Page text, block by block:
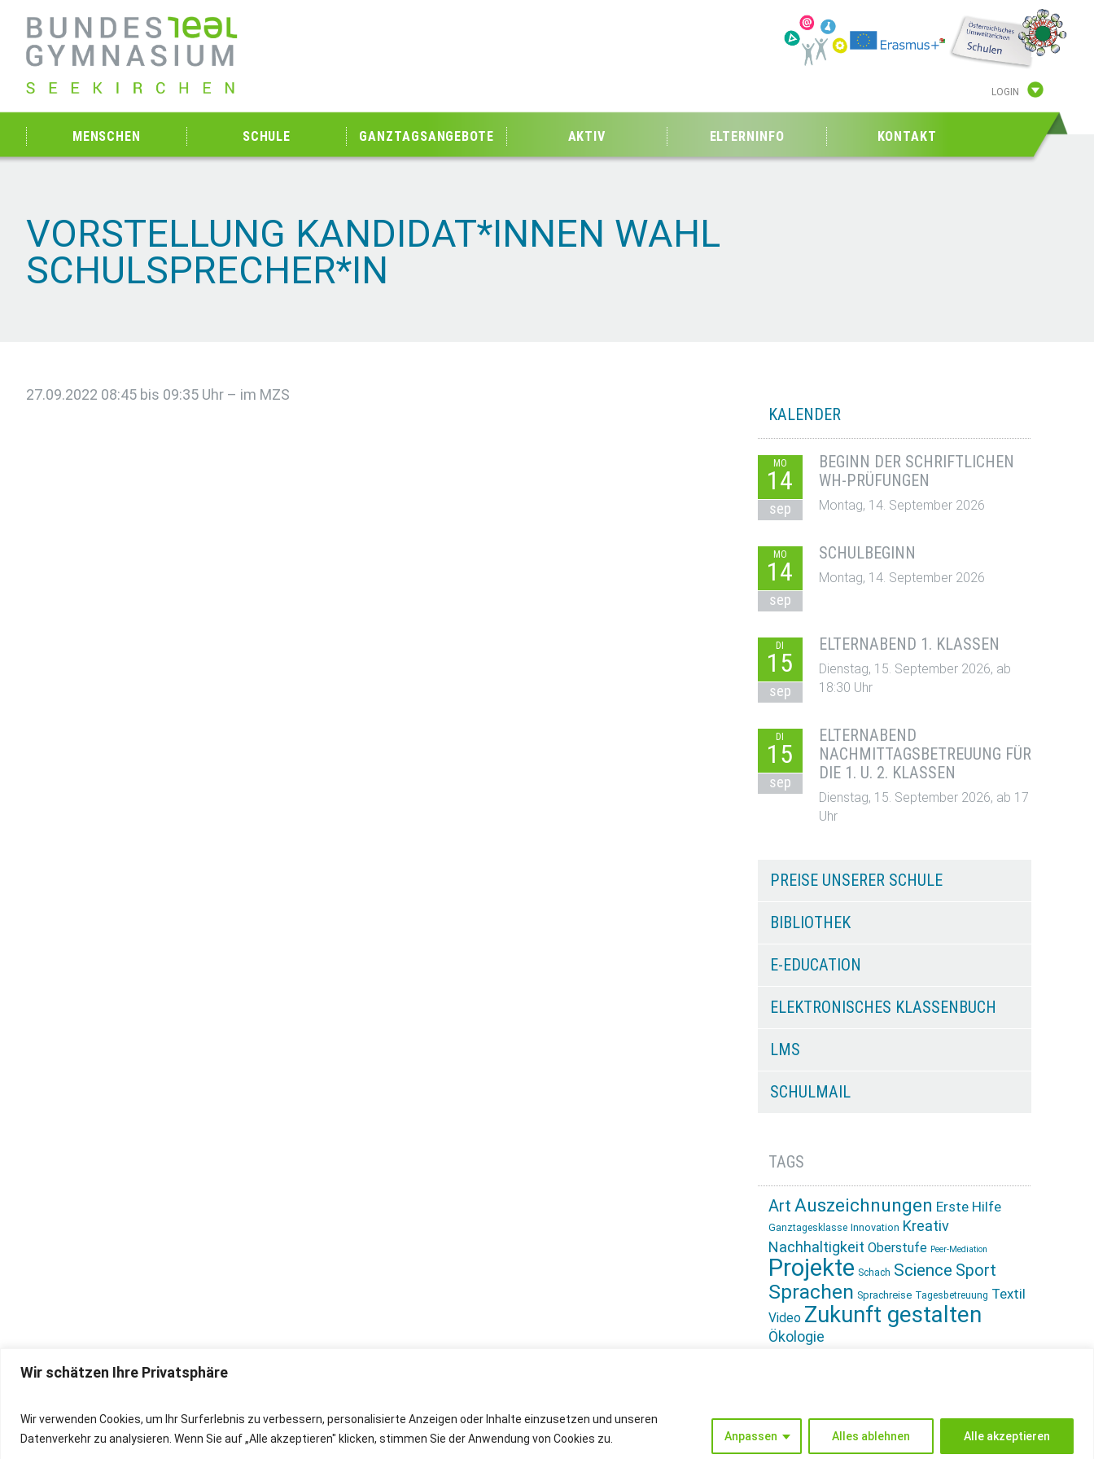
Wir schätzen Ihre Privatsphäre
Wir verwenden Cookies, um Ihr Surferlebnis zu verbessern, personalisierte Anzeigen oder Inhalte einzusetzen und unseren
Datenverkehr zu analysieren. Wenn Sie auf „Alle akzeptieren" klicken, stimmen Sie der Anwendung von Cookies zu.
Anpassen Alles ablehnen Alle akzeptieren
LOGIN
MENSCHEN SCHULE GANZTAGSANGEBOTE AKTIV ELTERNINFO KONTAKT
VORSTELLUNG KANDIDAT*INNEN WAHL
SCHULSPRECHER*IN
27.09.2022 08:45 bis 09:35 Uhr – im MZS
KALENDER
MO
14
sep
BEGINN DER SCHRIFTLICHEN
WH-PRÜFUNGEN
Montag, 14. September 2026
MO
14
sep
SCHULBEGINN
Montag, 14. September 2026
DI
15
sep
ELTERNABEND 1. KLASSEN
Dienstag, 15. September 2026, ab
18:30 Uhr
DI
15
sep
ELTERNABEND
NACHMITTAGSBETREUUNG FÜR
DIE 1. U. 2. KLASSEN
Dienstag, 15. September 2026, ab 17
Uhr
PREISE UNSERER SCHULE
BIBLIOTHEK
E-EDUCATION
ELEKTRONISCHES KLASSENBUCH
LMS
SCHULMAIL
TAGS
Art Auszeichnungen Erste Hilfe
Ganztagesklasse Innovation Kreativ
Nachhaltigkeit Oberstufe Peer-Mediation
Projekte Schach Science Sport
Sprachen Sprachreise Tagesbetreuung Textil
Video Zukunft gestalten
Ökologie
IMPRESSUM
DATENSCHUTZ
INSTAGRAM